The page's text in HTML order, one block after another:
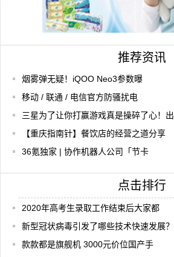
推荐资讯
烟雾弹无疑！iQOO Neo3参数曝
移动 / 联通 / 电信官方防骚扰电
三星为了让你打赢游戏真是操碎了心！出
【重庆指南针】餐饮店的经营之道分享
36氪独家 | 协作机器人公司「节卡
点击排行
2020年高考生录取工作结束后大家都
新型冠状病毒引发了哪些技术快速发展？
款款都是旗舰机 3000元价位国产手